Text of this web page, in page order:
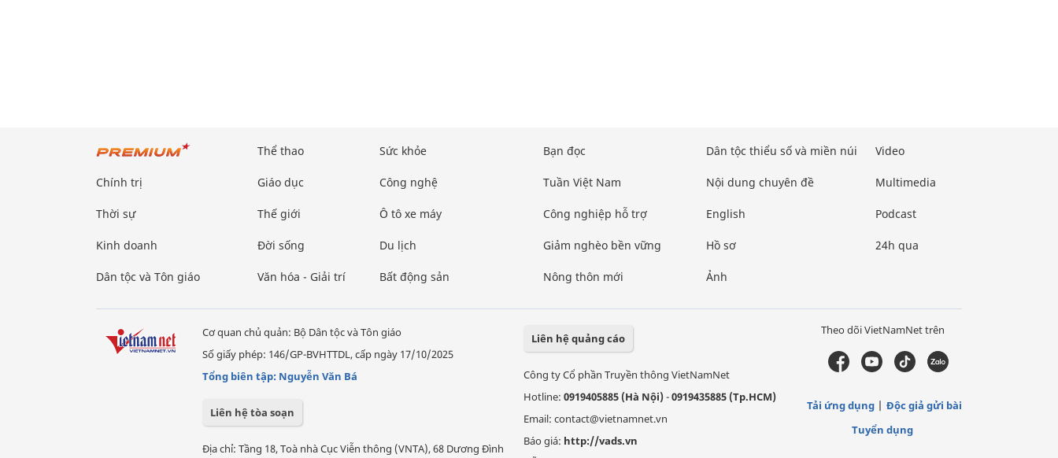
Chính trị
Thời sự
Kinh doanh
Dân tộc và Tôn giáo
Thể thao
Giáo dục
Thế giới
Đời sống
Văn hóa - Giải trí
Sức khỏe
Công nghệ
Ô tô xe máy
Du lịch
Bất động sản
Bạn đọc
Tuần Việt Nam
Công nghiệp hỗ trợ
Giảm nghèo bền vững
Nông thôn mới
Dân tộc thiểu số và miền núi
Nội dung chuyên đề
English
Hồ sơ
Ảnh
Video
Multimedia
Podcast
24h qua
Cơ quan chủ quản: Bộ Dân tộc và Tôn giáo
Số giấy phép: 146/GP-BVHTTDL, cấp ngày 17/10/2025
Tổng biên tập: Nguyễn Văn Bá
Liên hệ tòa soạn
Địa chỉ: Tầng 18, Toà nhà Cục Viễn thông (VNTA), 68 Dương Đình
Liên hệ quảng cáo
Công ty Cổ phần Truyền thông VietNamNet
Hotline: 0919405885 (Hà Nội)-0919435885 (Tp.HCM)
Email: contact@vietnamnet.vn
Báo giá: http://vads.vn
Theo dõi VietNamNet trên
Tải ứng dụng
Độc giả gửi bài
Tuyển dụng